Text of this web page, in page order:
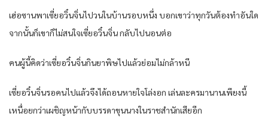
เฮ่อซานพาเซี่ยอวิ๋นจิ่นไปวนในบ้านรอบหนึ่ง บอกเขาว่าทุกวันต้องทำอันใด
จากนั้นก็เขาก็ไม่สนใจเซี่ยอวิ๋นจิ่น กลับไปนอนต่อ
คนผู้นี้คิดว่าเซี่ยอวิ๋นจิ่นกินยาพิษไปแล้วย่อมไม่กล้าหนี
เซี่ยอวิ๋นจิ่นรอคนไปแล้วจึงได้ถอนหายใจโล่งอก เล่นละครมานานเพียงนี้
เหนื่อยกว่าเผชิญหน้ากับบรรดาขุนนางในราชสำนักเสียอีก